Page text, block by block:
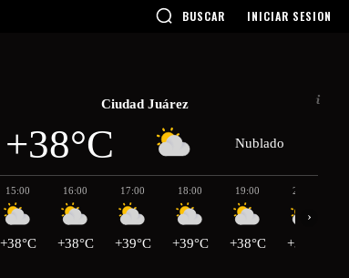
BUSCAR INICIAR SESION
Ciudad Juárez
+38°C Nublado
15:00
+38°C
16:00
+38°C
17:00
+39°C
18:00
+39°C
19:00
+38°C
20:00
+38°C
›